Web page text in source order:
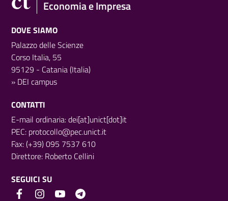
Economia e Impresa
DOVE SIAMO
Palazzo delle Scienze
Corso Italia, 55
95129 - Catania (Italia)
» DEI campus
CONTATTI
E-mail ordinaria: dei[at]unict[dot]it
PEC: protocollo@pec.unict.it
Fax: (+39) 095 7537 610
Direttore: Roberto Cellini
SEGUICI SU